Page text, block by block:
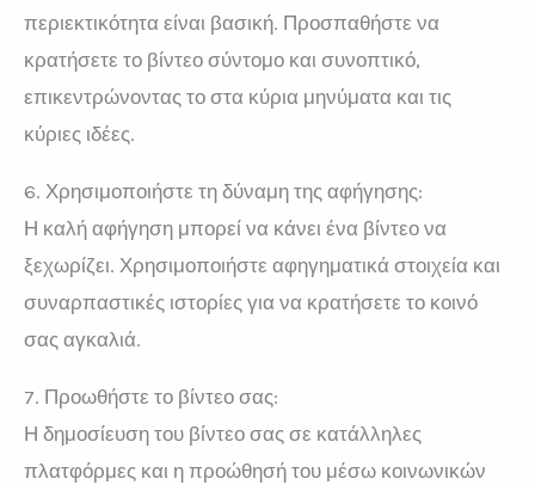
περιεκτικότητα είναι βασική. Προσπαθήστε να
κρατήσετε το βίντεο σύντομο και συνοπτικό,
επικεντρώνοντας το στα κύρια μηνύματα και τις
κύριες ιδέες.
6. Χρησιμοποιήστε τη δύναμη της αφήγησης:
Η καλή αφήγηση μπορεί να κάνει ένα βίντεο να
ξεχωρίζει. Χρησιμοποιήστε αφηγηματικά στοιχεία και
συναρπαστικές ιστορίες για να κρατήσετε το κοινό
σας αγκαλιά.
7. Προωθήστε το βίντεο σας:
Η δημοσίευση του βίντεο σας σε κατάλληλες
πλατφόρμες και η προώθησή του μέσω κοινωνικών